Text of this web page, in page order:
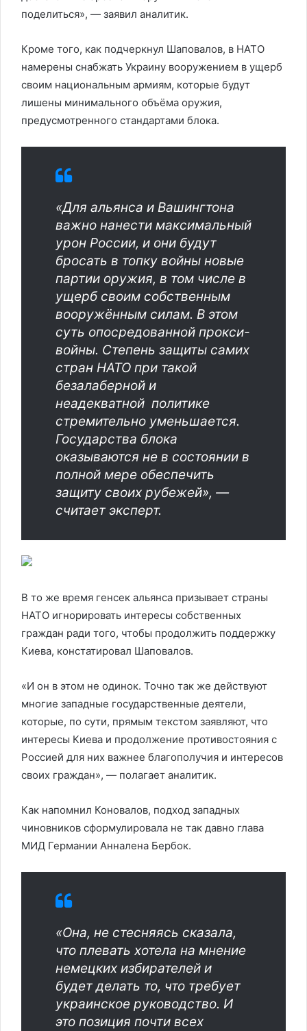
поделиться», — заявил аналитик.
Кроме того, как подчеркнул Шаповалов, в НАТО
намерены снабжать Украину вооружением в ущерб
своим национальным армиям, которые будут
лишены минимального объёма оружия,
предусмотренного стандартами блока.
«Для альянса и Вашингтона
важно нанести максимальный
урон России, и они будут
бросать в топку войны новые
партии оружия, в том числе в
ущерб своим собственным
вооружённым силам. В этом
суть опосредованной прокси-
войны. Степень защиты самих
стран НАТО при такой
безалаберной и
неадекватной политике
стремительно уменьшается.
Государства блока
оказываются не в состоянии в
полной мере обеспечить
защиту своих рубежей», —
считает эксперт.
В то же время генсек альянса призывает страны
НАТО игнорировать интересы собственных
граждан ради того, чтобы продолжить поддержку
Киева, констатировал Шаповалов.
«И он в этом не одинок. Точно так же действуют
многие западные государственные деятели,
которые, по сути, прямым текстом заявляют, что
интересы Киева и продолжение противостояния с
Россией для них важнее благополучия и интересов
своих граждан», — полагает аналитик.
Как напомнил Коновалов, подход западных
чиновников сформулировала не так давно глава
МИД Германии Анналена Бербок.
«Она, не стесняясь сказала,
что плевать хотела на мнение
немецких избирателей и
будет делать то, что требует
украинское руководство. И
это позиция почти всех